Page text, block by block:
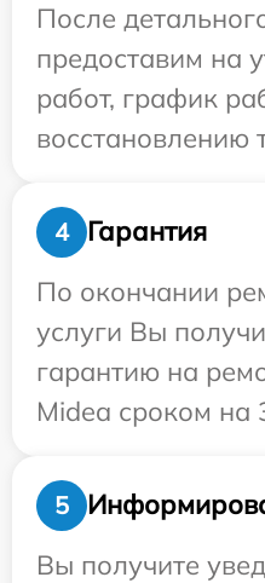
После
предоставим на
работ, график
восстановлению
4
Гарантия
По окончании
услуги Вы
гарантию на
Midea сроком на
5
Вы получите